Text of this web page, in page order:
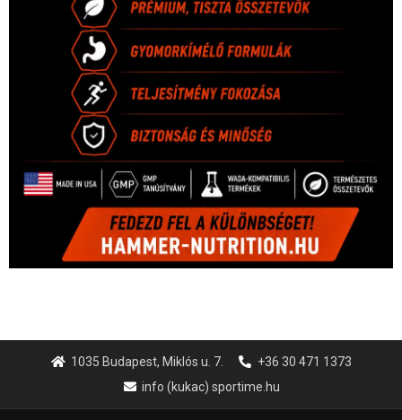
1035 Budapest, Miklós u. 7.
+36 30 471 1373
info (kukac) sportime.hu